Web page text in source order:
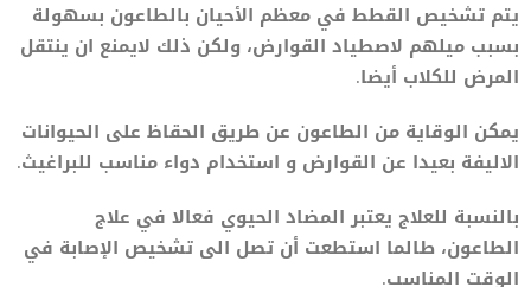
يتم تشخيص القطط في معظم الأحيان بالطاعون بسهولة
بسبب ميلهم لاصطياد القوارض، ولكن ذلك لايمنع ان ينتقل
المرض للكلاب أيضا.
يمكن الوقاية من الطاعون عن طريق الحقاظ على الحيوانات
الاليفة بعيدا عن القوارض و استخدام دواء مناسب للبراغيث.
بالنسبة للعلاج يعتبر المضاد الحيوي فعالا في علاج
الطاعون، طالما استطعت أن تصل الى تشخيص الإصابة في
الوقت المناسب.